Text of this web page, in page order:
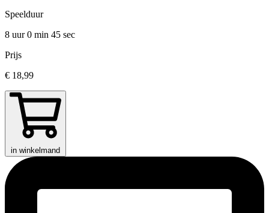
Speelduur
8 uur 0 min 45 sec
Prijs
€ 18,99
in winkelmand